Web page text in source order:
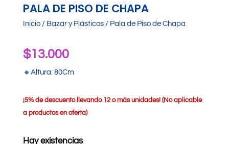
PALA DE PISO DE CHAPA
Inicio/ Bazar y Plásticos/ Pala de Piso de Chapa
$13.000
🔸Altura: 80Cm
¡5% de descuento llevando 12 o más unidades! (No aplicable
a productos en oferta)
Hay existencias